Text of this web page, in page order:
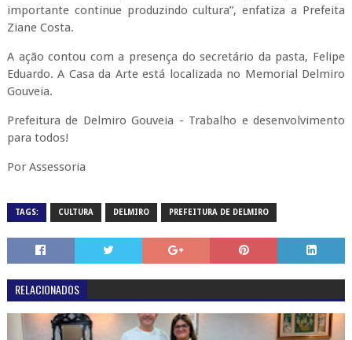
importante continue produzindo cultura”, enfatiza a Prefeita
Ziane Costa.
A ação contou com a presença do secretário da pasta, Felipe
Eduardo. A Casa da Arte está localizada no Memorial Delmiro
Gouveia.
Prefeitura de Delmiro Gouveia - Trabalho e desenvolvimento
para todos!
Por Assessoria
TAGS: CULTURA DELMIRO PREFEITURA DE DELMIRO
RELACIONADOS